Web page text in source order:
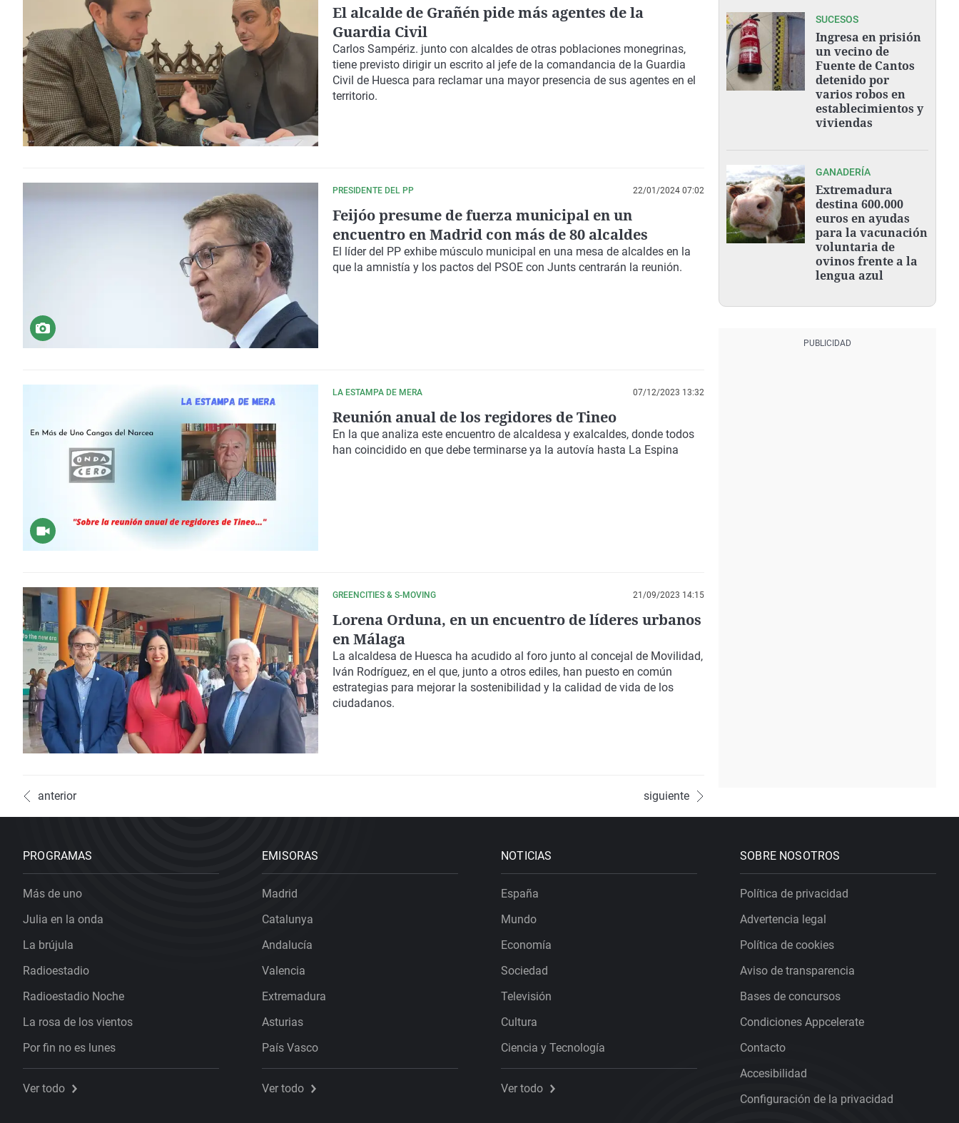
El alcalde de Grañén pide más agentes de la
Guardia Civil
Carlos Sampériz. junto con alcaldes de otras poblaciones monegrinas,
tiene previsto dirigir un escrito al jefe de la comandancia de la Guardia
Civil de Huesca para reclamar una mayor presencia de sus agentes en el
territorio.
PRESIDENTE DEL PP 22/01/2024 07:02
Feijóo presume de fuerza municipal en un
encuentro en Madrid con más de 80 alcaldes
El líder del PP exhibe músculo municipal en una mesa de alcaldes en la
que la amnistía y los pactos del PSOE con Junts centrarán la reunión.
LA ESTAMPA DE MERA 07/12/2023 13:32
Reunión anual de los regidores de Tineo
En la que analiza este encuentro de alcaldesa y exalcaldes, donde todos
han coincidido en que debe terminarse ya la autovía hasta La Espina
GREENCITIES & S-MOVING 21/09/2023 14:15
Lorena Orduna, en un encuentro de líderes urbanos
en Málaga
La alcaldesa de Huesca ha acudido al foro junto al concejal de Movilidad,
Iván Rodríguez, en el que, junto a otros ediles, han puesto en común
estrategias para mejorar la sostenibilidad y la calidad de vida de los
ciudadanos.
anterior siguiente
SUCESOS
Ingresa en prisión
un vecino de
Fuente de Cantos
detenido por
varios robos en
establecimientos y
viviendas
GANADERÍA
Extremadura
destina 600.000
euros en ayudas
para la vacunación
voluntaria de
ovinos frente a la
lengua azul
PROGRAMAS
Más de uno
Julia en la onda
La brújula
Radioestadio
Radioestadio Noche
La rosa de los vientos
Por fin no es lunes
Ver todo
EMISORAS
Madrid
Catalunya
Andalucía
Valencia
Extremadura
Asturias
País Vasco
Ver todo
NOTICIAS
España
Mundo
Economía
Sociedad
Televisión
Cultura
Ciencia y Tecnología
Ver todo
SOBRE NOSOTROS
Política de privacidad
Advertencia legal
Política de cookies
Aviso de transparencia
Bases de concursos
Condiciones Appcelerate
Contacto
Accesibilidad
Configuración de la privacidad